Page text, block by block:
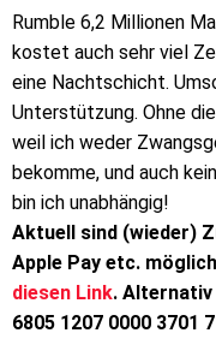
Rumble 6,2 Millionen
kostet auch sehr viel
eine Nachtschicht.
Unterstützung. Ohne
weil ich weder
bekomme, und auch
bin ich unabhängig!
Aktuell sind (wieder)
Apple Pay etc.
diesen Link. Alternativ
6805 1207 0000 3701